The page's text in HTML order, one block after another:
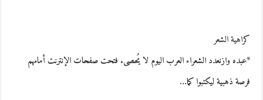
كراهية الشعر
*عبده وازنعدد الشعراء العرب اليوم لا يُحصى. فتحت صفحات الإنترنت أمامهم
فرصة ذهبية ليكتبوا كما…